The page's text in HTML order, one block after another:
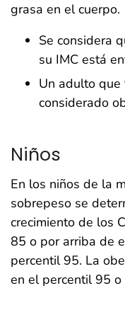
grasa en el cuerpo.
Se considera
su IMC está
Un adulto que
considerado
Niños
En los niños de la
sobrepeso se
crecimiento de los
85 o por arriba de
percentil 95. La
en el percentil 95